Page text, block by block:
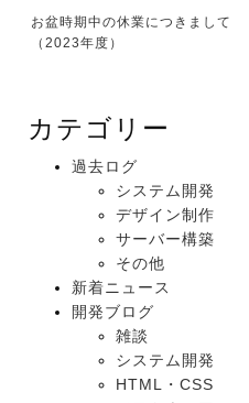
お盆時期中の休業につきまして
（2023年度）
カテゴリー
過去ログ
システム開発
デザイン制作
サーバー構築
その他
新着ニュース
開発ブログ
雑談
システム開発
HTML・CSS